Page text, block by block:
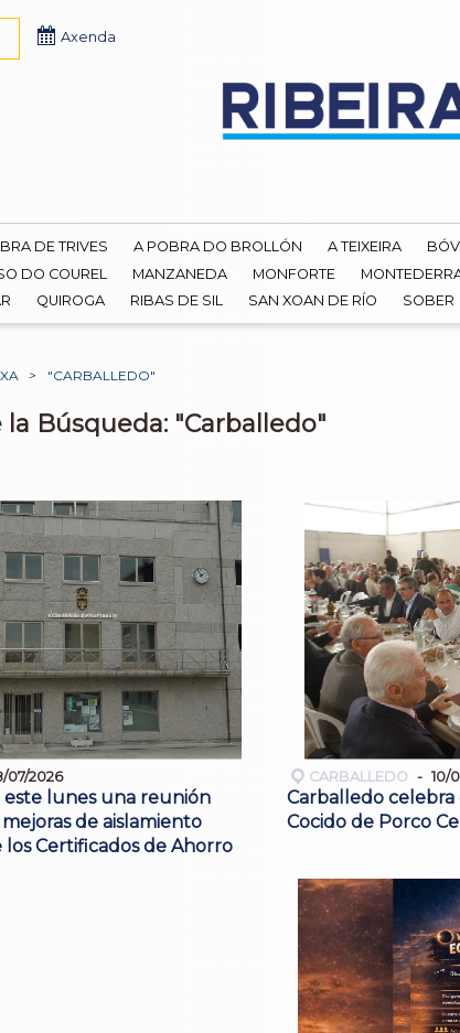
Axenda
DE TRIVES A POBRA DO BROLLÓN A TEIXEIRA
DO COUREL MANZANEDA MONFORTE
QUIROGA RIBAS DE SIL SAN XOAN DE RÍO SOBER
> "CARBALLEDO"
la Búsqueda: "Carballedo"
07/2026
este lunes una reunión
de aislamiento
Certificados de Ahorro
CARBALLEDO 10/
Carballedo celebra
Cocido de Porco